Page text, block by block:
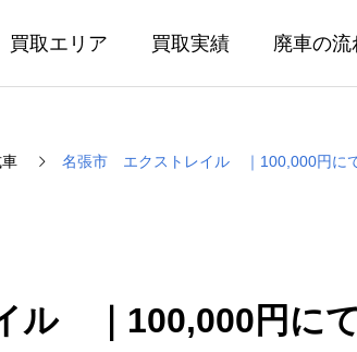
買取エリア 買取実績 廃車の流
名張市 エクストレイル ｜100,000円にて
｜100,000円に